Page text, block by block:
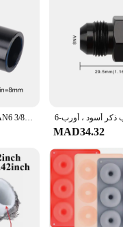
أكسدة الألومنيوم 6AN AN6 ذكر إلى 5/16 "3/8" SAE قطع الاتصال السريع الإناث دفع على EFI المناسب موصل النفط الوقود محول
MAD34.32